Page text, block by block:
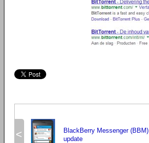
<
BlackBerry Messenger (BBM)
update